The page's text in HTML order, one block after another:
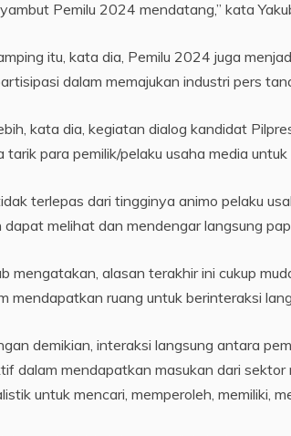
Pemilu 2024 mendatang,” kata
itu, kata dia, Pemilu 2024 juga
dalam memajukan industri pers
kata dia, kegiatan dialog kandidat
tarik para pemilik/pelaku usaha media
terlepas dari tingginya animo pelaku
dapat melihat dan mendengar langsung
mengatakan, alasan terakhir ini cukup
mendapatkan ruang untuk berinteraksi
demikian, interaksi langsung antara
dalam mendapatkan masukan dari
untuk mencari, memperoleh, memiliki,